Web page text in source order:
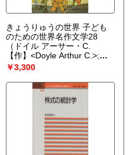
きょうりゅうの世界 子ども
のための世界名作文学28
（ドイル アーサー・C.
【作】<Doyle Arthur C.>;内
田 庶【訳】）
￥3,300